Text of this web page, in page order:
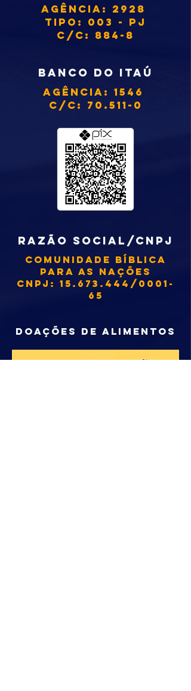
aGÊNCIA: 2928
TIPO: 003 - PJ
C/C: 884-8
BANCO DO ITAÚ
aGÊNCIA: 1546
C/C: 70.511-0
RAZÃO SOCIAL/CNPJ
COMUNIDADE BÍBLICA
PARA AS NAÇÕES
CNPJ: 15.673.444 /0001-
65
DOAÇÕES DE ALIMENTOS